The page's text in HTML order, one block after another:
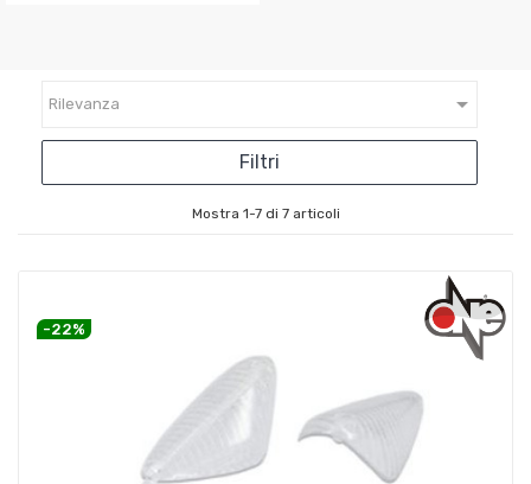
Rilevanza 
Filtri
Mostra 1-7 di 7 articoli
-22%